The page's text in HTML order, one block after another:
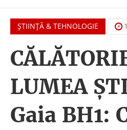
ŞTIINŢĂ & TEHNOLOGIE
LUMEA
Gaia BH1: